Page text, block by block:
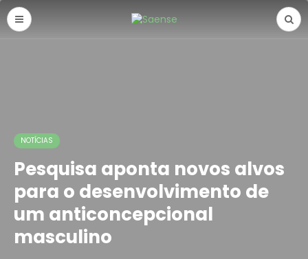
NOTÍCIAS
Pesquisa aponta novos alvos
para o desenvolvimento de
um anticoncepcional
masculino